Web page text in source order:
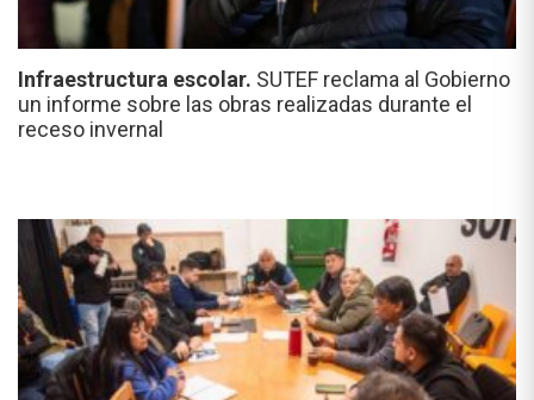
Infraestructura escolar. SUTEF reclama al Gobierno
un informe sobre las obras realizadas durante el
receso invernal